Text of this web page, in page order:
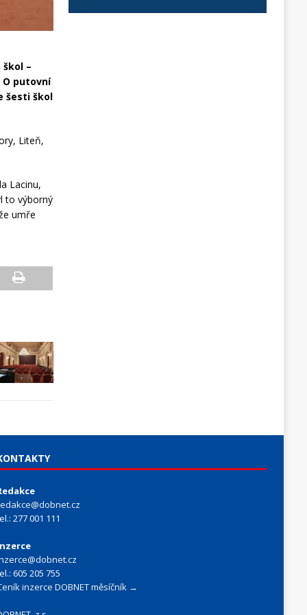
–
O putovní
šesti škol
Liteň,
Lacinu,
to výborný
umře
277 001 111
605 205 755
inzerce DOBNET měsíčník →